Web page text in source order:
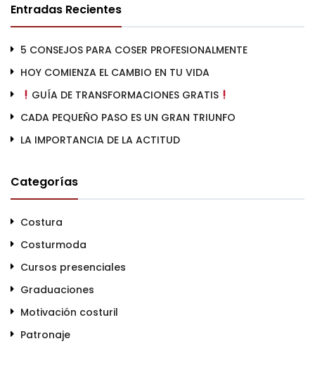
Entradas Recientes
5 CONSEJOS PARA COSER PROFESIONALMENTE
HOY COMIENZA EL CAMBIO EN TU VIDA
GUÍA DE TRANSFORMACIONES GRATIS
CADA PEQUEÑO PASO ES UN GRAN TRIUNFO
LA IMPORTANCIA DE LA ACTITUD
Categorías
Costura
Costurmoda
Cursos presenciales
Graduaciones
Motivación costuril
Patronaje